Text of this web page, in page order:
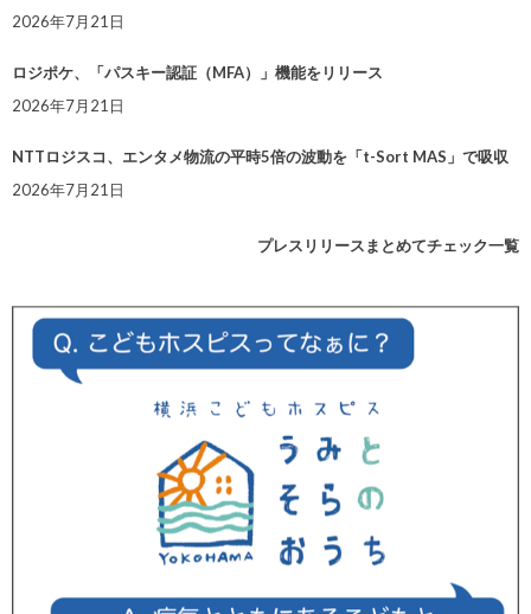
2026年7月21日
ロジポケ、「パスキー認証（MFA）」機能をリリース
2026年7月21日
NTTロジスコ、エンタメ物流の平時5倍の波動を「t-Sort MAS」で吸収
2026年7月21日
プレスリリースまとめてチェック一覧